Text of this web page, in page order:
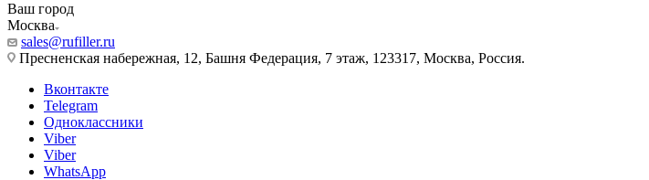
Ваш город
Москва
sales@rufiller.ru
Пресненская набережная, 12, Башня Федерация, 7 этаж, 123317, Москва, Россия.
Вконтакте
Telegram
Одноклассники
Viber
Viber
WhatsApp